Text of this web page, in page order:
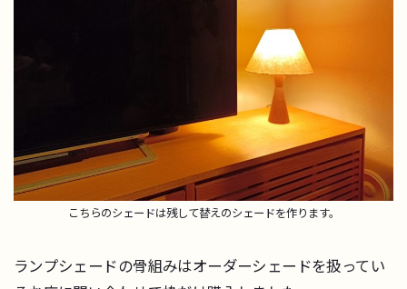
こちらのシェードは残して替えのシェードを作ります。
ランプシェードの骨組みはオーダーシェードを扱ってい